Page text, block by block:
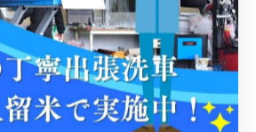
しをより快適にするには、洗車方法
す。特に住宅リフォームや外壁塗装
やすくなるため、短時間で効果的に
められます。